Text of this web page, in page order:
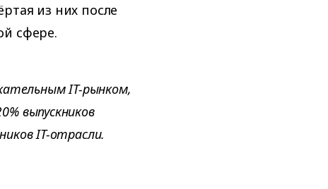
из них после
сфере.
IT-рынком,
выпускников
IT-отрасли.